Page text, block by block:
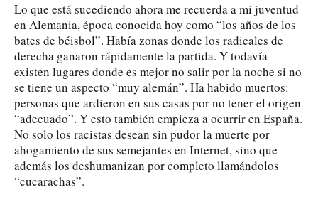
Lo que está sucediendo ahora me recuerda a mi juventud
en Alemania, época conocida hoy como “los años de los
bates de béisbol”. Había zonas donde los radicales de
derecha ganaron rápidamente la partida. Y todavía
existen lugares donde es mejor no salir por la noche si no
se tiene un aspecto “muy alemán”. Ha habido muertos:
personas que ardieron en sus casas por no tener el origen
“adecuado”. Y esto también empieza a ocurrir en España.
No solo los racistas desean sin pudor la muerte por
ahogamiento de sus semejantes en Internet, sino que
además los deshumanizan por completo llamándolos
“cucarachas”.